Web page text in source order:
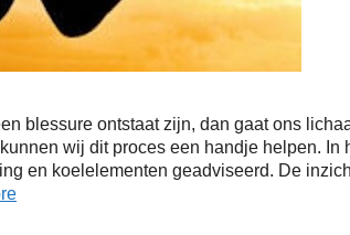
blessure ontstaat zijn, dan gaat ons
wij dit proces een handje helpen. In
en koelelementen geadviseerd. De